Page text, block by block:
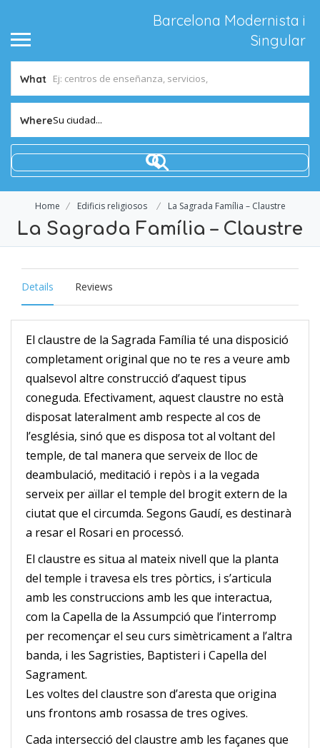
Barcelona Modernista i
Singular
What
WhereSu ciudad...
Home Edificis religiosos La Sagrada Família – Claustre
La Sagrada Família – Claustre
Details Reviews
El claustre de la Sagrada Família té una disposició
completament original que no te res a veure amb
qualsevol altre construcció d’aquest tipus
coneguda. Efectivament, aquest claustre no està
disposat lateralment amb respecte al cos de
l’església, sinó que es disposa tot al voltant del
temple, de tal manera que serveix de lloc de
deambulació, meditació i repòs i a la vegada
serveix per aïllar el temple del brogit extern de la
ciutat que el circumda. Segons Gaudí, es destinarà
a resar el Rosari en processó.
El claustre es situa al mateix nivell que la planta
del temple i travesa els tres pòrtics, i s’articula
amb les construccions amb les que interactua,
com la Capella de la Assumpció que l’interromp
per recomençar el seu curs simètricament a l’altra
banda, i les Sagristies, Baptisteri i Capella del
Sagrament.
Les voltes del claustre son d’aresta que origina
uns frontons amb rosassa de tres ogives.
Cada intersecció del claustre amb les façanes que